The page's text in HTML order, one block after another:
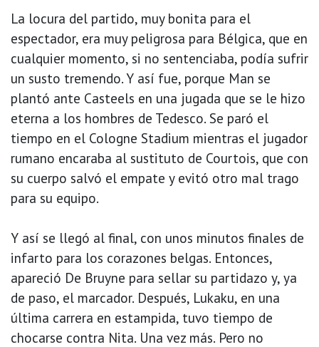
La locura del partido, muy bonita para el
espectador, era muy peligrosa para Bélgica, que en
cualquier momento, si no sentenciaba, podía sufrir
un susto tremendo. Y así fue, porque Man se
plantó ante Casteels en una jugada que se le hizo
eterna a los hombres de Tedesco. Se paró el
tiempo en el Cologne Stadium mientras el jugador
rumano encaraba al sustituto de Courtois, que con
su cuerpo salvó el empate y evitó otro mal trago
para su equipo.
Y así se llegó al final, con unos minutos finales de
infarto para los corazones belgas. Entonces,
apareció De Bruyne para sellar su partidazo y, ya
de paso, el marcador. Después, Lukaku, en una
última carrera en estampida, tuvo tiempo de
chocarse contra Nita. Una vez más. Pero no